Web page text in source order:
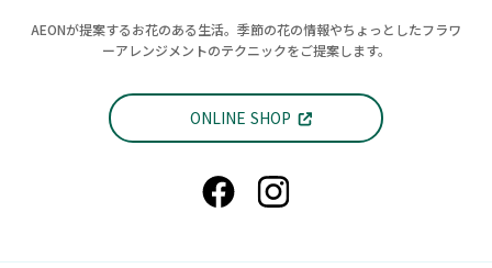
AEONが提案するお花のある生活。季節の花の情報やちょっとしたフラワ
ーアレンジメントのテクニックをご提案します。
ONLINE SHOP